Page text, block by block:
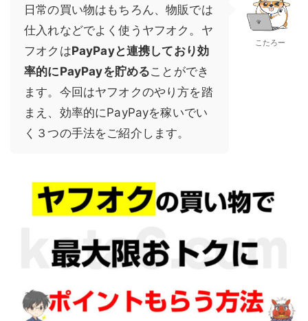
日常の買い物はもちろん、物販では
仕入れなどでよく使うヤフオク。ヤ
フオクはPayPayと連携しており効
率的にPayPayを貯めることができ
ます。今回はヤフオクのやり方を踏
まえ、効率的にPayPayを稼いでい
く３つの手法をご紹介します。
こたろー